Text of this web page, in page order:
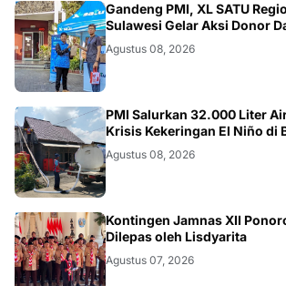
JATIM
Gandeng PMI, XL SATU
Sulawesi Gelar Aksi Donor
Agustus 08, 2026
BLITAR
PMI Salurkan 32.000 Liter
Krisis Kekeringan El Niño di
Agustus 08, 2026
JATIM
Kontingen Jamnas XII
Dilepas oleh Lisdyarita
Agustus 07, 2026